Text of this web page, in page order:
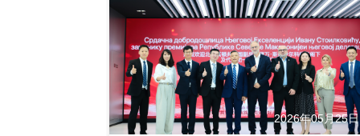
2026年05月25日